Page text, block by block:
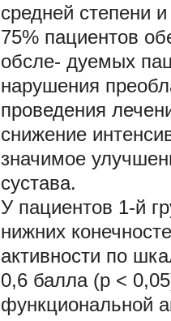
средней степени
75% пациентов
обсле- дуемых
нарушения
проведения
снижение
значимое
сустава.
У пациентов 1-й
нижних
активности по
0,6 балла (p <
функциональной